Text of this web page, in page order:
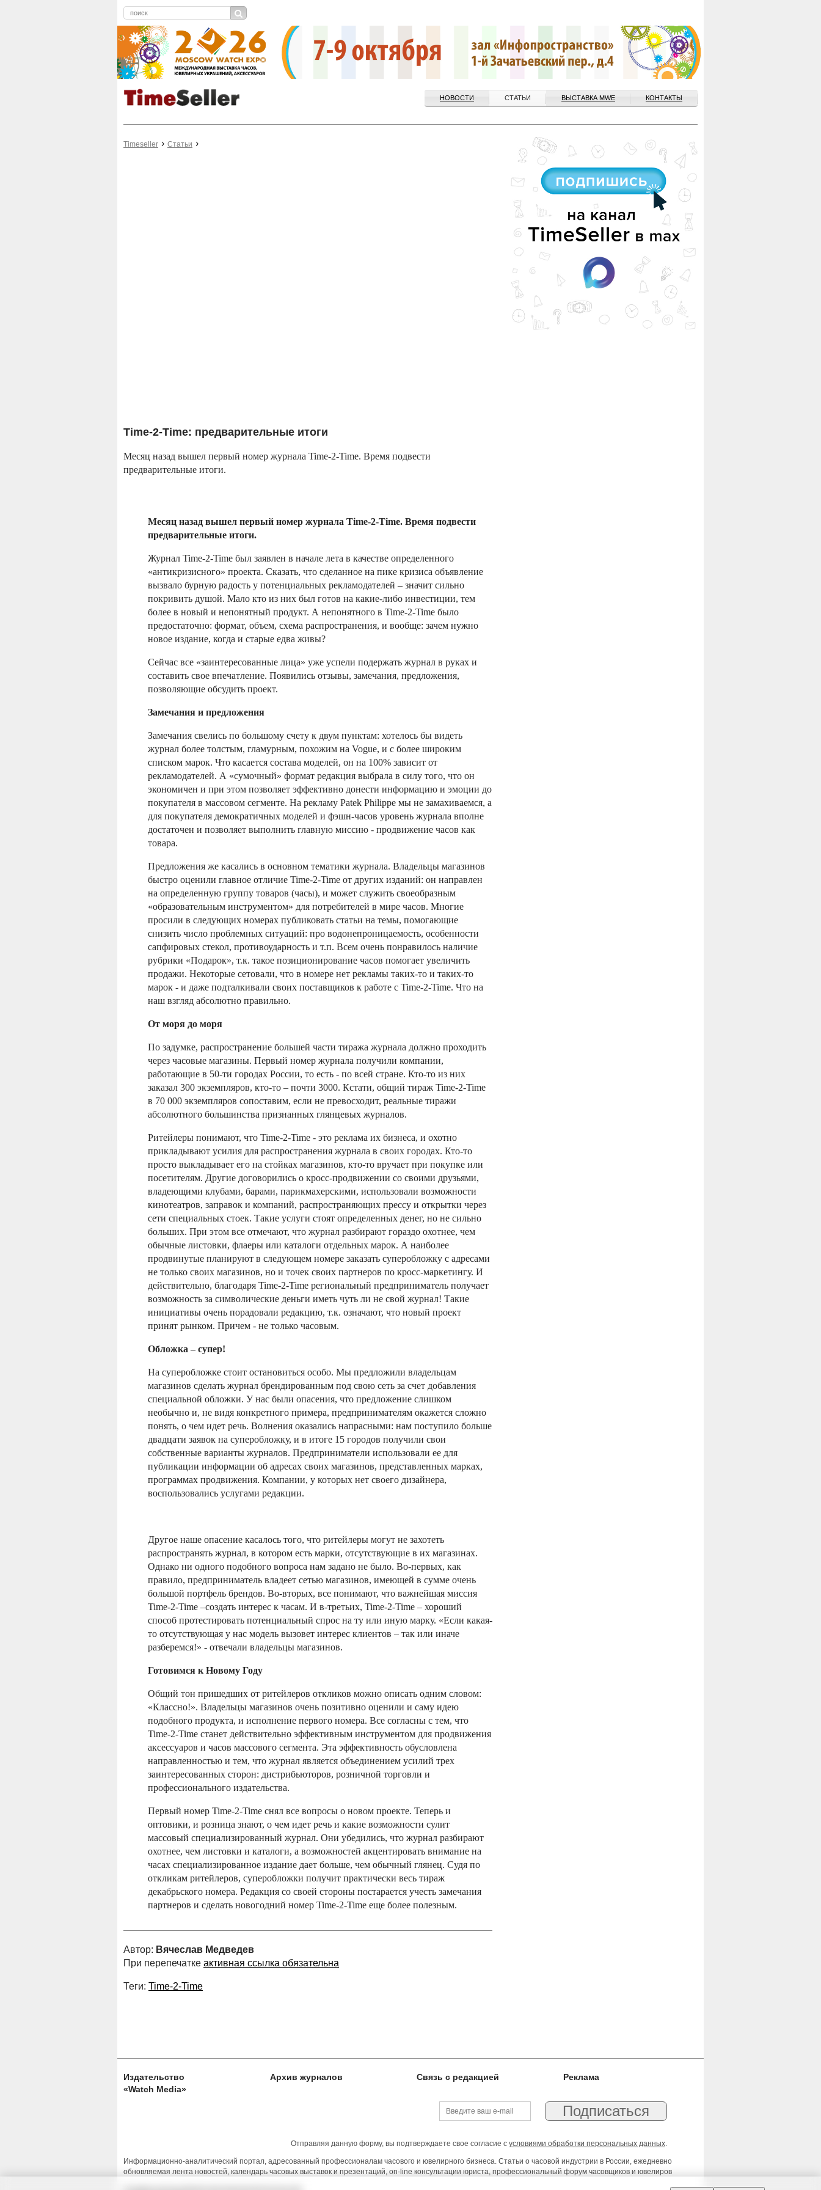
НОВОСТИ СТАТЬИ ВЫСТАВКА MWE КОНТАКТЫ
Timeseller Статьи
Time-2-Time: предварительные итоги
Месяц назад вышел первый номер журнала Time-2-Time. Время подвести
предварительные итоги.
Месяц назад вышел первый номер журнала Time-2-Time. Время подвести
предварительные итоги.
Журнал Time-2-Time был заявлен в начале лета в качестве определенного
«антикризисного» проекта. Сказать, что сделанное на пике кризиса объявление
вызвало бурную радость у потенциальных рекламодателей – значит сильно
покривить душой. Мало кто из них был готов на какие-либо инвестиции, тем
более в новый и непонятный продукт. А непонятного в Time-2-Time было
предостаточно: формат, объем, схема распространения, и вообще: зачем нужно
новое издание, когда и старые едва живы?
Сейчас все «заинтересованные лица» уже успели подержать журнал в руках и
составить свое впечатление. Появились отзывы, замечания, предложения,
позволяющие обсудить проект.
Замечания и предложения
Замечания свелись по большому счету к двум пунктам: хотелось бы видеть
журнал более толстым, гламурным, похожим на Vogue, и с более широким
списком марок. Что касается состава моделей, он на 100% зависит от
рекламодателей. А «сумочный» формат редакция выбрала в силу того, что он
экономичен и при этом позволяет эффективно донести информацию и эмоции до
покупателя в массовом сегменте. На рекламу Patek Philippe мы не замахиваемся, а
для покупателя демократичных моделей и фэшн-часов уровень журнала вполне
достаточен и позволяет выполнить главную миссию - продвижение часов как
товара.
Предложения же касались в основном тематики журнала. Владельцы магазинов
быстро оценили главное отличие Time-2-Time от других изданий: он направлен
на определенную группу товаров (часы), и может служить своеобразным
«образовательным инструментом» для потребителей в мире часов. Многие
просили в следующих номерах публиковать статьи на темы, помогающие
снизить число проблемных ситуаций: про водонепроницаемость, особенности
сапфировых стекол, противоударность и т.п. Всем очень понравилось наличие
рубрики «Подарок», т.к. такое позиционирование часов помогает увеличить
продажи. Некоторые сетовали, что в номере нет рекламы таких-то и таких-то
марок - и даже подталкивали своих поставщиков к работе с Time-2-Time. Что на
наш взгляд абсолютно правильно.
От моря до моря
По задумке, распространение большей части тиража журнала должно проходить
через часовые магазины. Первый номер журнала получили компании,
работающие в 50-ти городах России, то есть - по всей стране. Кто-то из них
заказал 300 экземпляров, кто-то – почти 3000. Кстати, общий тираж Time-2-Time
в 70 000 экземпляров сопоставим, если не превосходит, реальные тиражи
абсолютного большинства признанных глянцевых журналов.
Ритейлеры понимают, что Time-2-Time - это реклама их бизнеса, и охотно
прикладывают усилия для распространения журнала в своих городах. Кто-то
просто выкладывает его на стойках магазинов, кто-то вручает при покупке или
посетителям. Другие договорились о кросс-продвижении со своими друзьями,
владеющими клубами, барами, парикмахерскими, использовали возможности
кинотеатров, заправок и компаний, распространяющих прессу и открытки через
сети специальных стоек. Такие услуги стоят определенных денег, но не сильно
больших. При этом все отмечают, что журнал разбирают гораздо охотнее, чем
обычные листовки, флаеры или каталоги отдельных марок. А наиболее
продвинутые планируют в следующем номере заказать суперобложку с адресами
не только своих магазинов, но и точек своих партнеров по кросс-маркетингу. И
действительно, благодаря Time-2-Time региональный предприниматель получает
возможность за символические деньги иметь чуть ли не свой журнал! Такие
инициативы очень порадовали редакцию, т.к. означают, что новый проект
принят рынком. Причем - не только часовым.
Обложка – супер!
На суперобложке стоит остановиться особо. Мы предложили владельцам
магазинов сделать журнал брендированным под свою сеть за счет добавления
специальной обложки. У нас были опасения, что предложение слишком
необычно и, не видя конкретного примера, предпринимателям окажется сложно
понять, о чем идет речь. Волнения оказались напрасными: нам поступило больше
двадцати заявок на суперобложку, и в итоге 15 городов получили свои
собственные варианты журналов. Предприниматели использовали ее для
публикации информации об адресах своих магазинов, представленных марках,
программах продвижения. Компании, у которых нет своего дизайнера,
воспользовались услугами редакции.
Другое наше опасение касалось того, что ритейлеры могут не захотеть
распространять журнал, в котором есть марки, отсутствующие в их магазинах.
Однако ни одного подобного вопроса нам задано не было. Во-первых, как
правило, предприниматель владеет сетью магазинов, имеющей в сумме очень
большой портфель брендов. Во-вторых, все понимают, что важнейшая миссия
Time-2-Time –создать интерес к часам. И в-третьих, Time-2-Time – хороший
способ протестировать потенциальный спрос на ту или иную марку. «Если какая-
то отсутствующая у нас модель вызовет интерес клиентов – так или иначе
разберемся!» - отвечали владельцы магазинов.
Готовимся к Новому Году
Общий тон пришедших от ритейлеров откликов можно описать одним словом:
«Классно!». Владельцы магазинов очень позитивно оценили и саму идею
подобного продукта, и исполнение первого номера. Все согласны с тем, что
Time-2-Time станет действительно эффективным инструментом для продвижения
аксессуаров и часов массового сегмента. Эта эффективность обусловлена
направленностью и тем, что журнал является объединением усилий трех
заинтересованных сторон: дистрибьюторов, розничной торговли и
профессионального издательства.
Первый номер Time-2-Time снял все вопросы о новом проекте. Теперь и
оптовики, и розница знают, о чем идет речь и какие возможности сулит
массовый специализированный журнал. Они убедились, что журнал разбирают
охотнее, чем листовки и каталоги, а возможностей акцентировать внимание на
часах специализированное издание дает больше, чем обычный глянец. Судя по
откликам ритейлеров, суперобложки получит практически весь тираж
декабрьского номера. Редакция со своей стороны постарается учесть замечания
партнеров и сделать новогодний номер Time-2-Time еще более полезным.
Автор: Вячеслав Медведев
При перепечатке активная ссылка обязательна
Теги: Time-2-Time
Издательство
«Watch Media»
Архив журналов Связь с редакцией Реклама
Отправляя данную форму, вы подтверждаете свое согласие с условиями обработки персональных данных.
Информационно-аналитический портал, адресованный профессионалам часового и ювелирного бизнеса. Статьи о часовой индустрии в России, ежедневно
обновляемая лента новостей, календарь часовых выставок и презентаций, on-line консультации юриста, профессиональный форум часовщиков и ювелиров